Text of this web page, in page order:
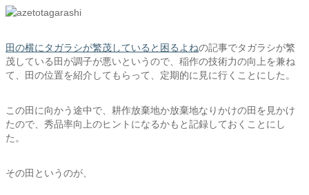
田の横にタガラシが繁茂していると困るよねの記事でタガラシが繁
茂している田が調子が悪いというので、稲作の技術力の向上を兼ね
て、田の位置を紹介してもらって、定期的に見に行くことにした。
この田に向かう途中で、耕作放棄地か放棄地なりかけの田を見かけ
たので、秀品率向上のヒントになるかもと記録しておくことにし
た。
その田というのが、